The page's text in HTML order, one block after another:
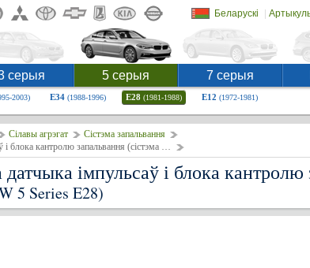
Беларускі |
серыя 5 серыя 7 серыя
2003) E34 (1988-1996) E28 (1981-1988) E12 (1972-1981)
Сілавы агрэгат
Сістэма запальвання
Праверка і замена датчыка імпульсаў і блока кантролю запальвання (сістэма TCI)
імпульсаў і блока кантролю
5 Series E28)